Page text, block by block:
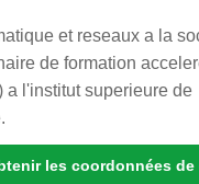
et reseaux a la
de formation
a l'institut superieure de
les coordonnées de